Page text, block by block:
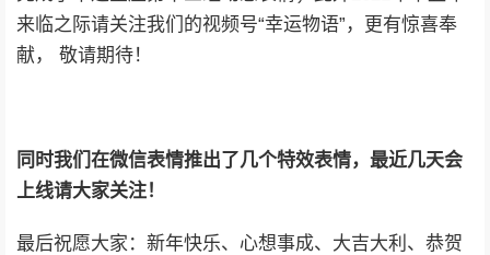
来临之际请关注我们的视频号“幸运物语”，更有惊喜奉
献， 敬请期待！
同时我们在微信表情推出了几个特效表情，最近几天会
上线请大家关注！
最后祝愿大家：新年快乐、心想事成、大吉大利、恭贺